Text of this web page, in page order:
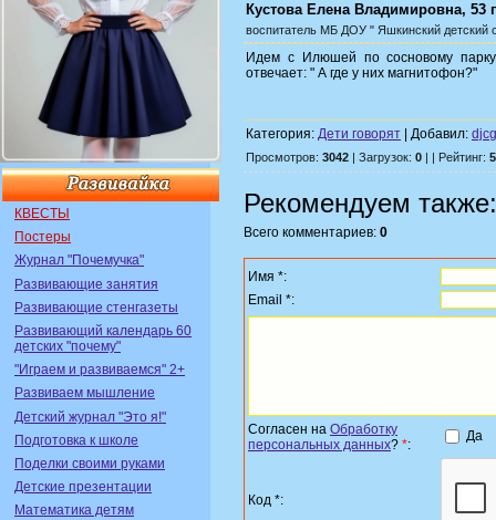
КВЕСТЫ
Постеры
Журнал "Почемучка"
Развивающие занятия
Развивающие стенгазеты
Развивающий календарь 60
детских "почему"
"Играем и развиваемся" 2+
Развиваем мышление
Детский журнал "Это я!"
Подготовка к школе
Поделки своими руками
Детские презентации
Математика детям
Кустова Елена Владимировна, 53
воспитатель МБ ДОУ " Яшкинский детский
Идем с Илюшей по сосновому
отвечает: " А где у них магнитофон?"
Категория: Дети говорят | Добавил:
Просмотров: 3042 | Загрузок: 0 | | Рейтинг:
Рекомендуем также:
Всего комментариев: 0
Имя *:
Email *:
Согласен на Обработку
персональных данных? *:
Да
Код *: